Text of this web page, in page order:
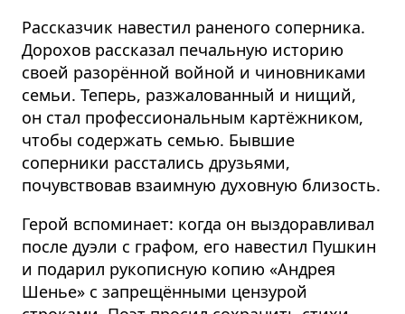
Рассказчик навестил раненого соперника.
Дорохов рассказал печальную историю
своей разорённой войной и чиновниками
семьи. Теперь, разжалованный и нищий,
он стал профессиональным картёжником,
чтобы содержать семью. Бывшие
соперники расстались друзьями,
почувствовав взаимную духовную близость.
Герой вспоминает: когда он выздоравливал
после дуэли с графом, его навестил Пушкин
и подарил рукописную копию «Андрея
Шенье» с запрещёнными цензурой